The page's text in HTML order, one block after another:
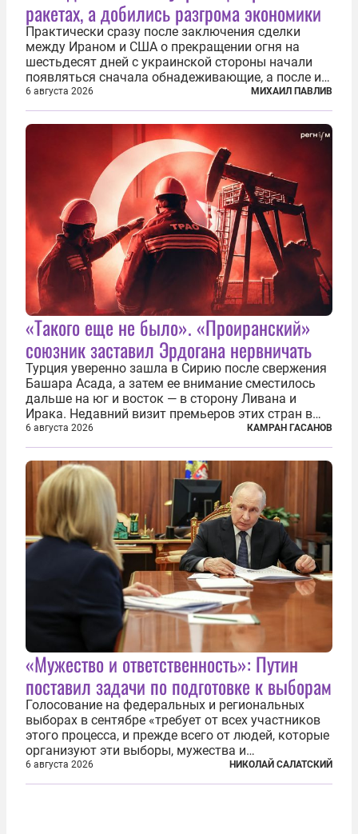
ракетах, а добились разгрома экономики
Практически сразу после заключения сделки
между Ираном и США о прекращении огня на
шестьдесят дней с украинской стороны начали
появляться сначала обнадеживающие, а после и
вовсе бравурные заявления про некий «перелом»
в войне. Вероятно, в сознании первых лиц
киевского режима и стоящих за ними...
6 августа 2026 МИХАИЛ ПАВЛИВ
«Такого еще не было». «Проиранский»
союзник заставил Эрдогана нервничать
Турция уверенно зашла в Сирию после свержения
Башара Асада, а затем ее внимание сместилось
дальше на юг и восток — в сторону Ливана и
Ирака. Недавний визит премьеров этих стран в
Анкару, договоры об участии турецкой компании
TPAO в разработке нефти иракского Киркука и
«Дороги развития» подтверждают...
6 августа 2026 КАМРАН ГАСАНОВ
«Мужество и ответственность»: Путин
поставил задачи по подготовке к выборам
Голосование на федеральных и региональных
выборах в сентябре «требует от всех участников
этого процесса, и прежде всего от людей, которые
организуют эти выборы, мужества и
ответственного отношения к формированию
власти», — подчеркнул президент Владимир Путин
6 августа 2026 НИКОЛАЙ САЛАТСКИЙ